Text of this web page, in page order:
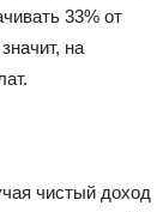
33% от
на
чистый доход